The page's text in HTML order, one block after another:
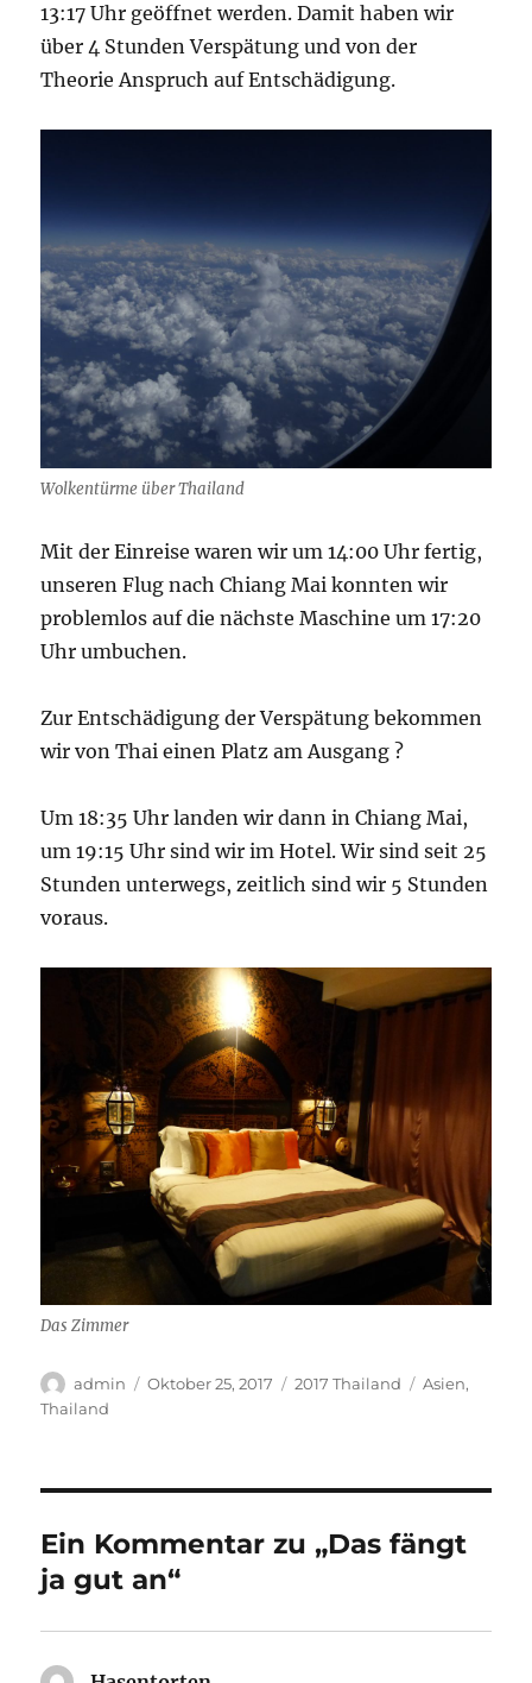
13:17 Uhr geöffnet werden. Damit haben wir
über 4 Stunden Verspätung und von der
Theorie Anspruch auf Entschädigung.
Wolkentürme über Thailand
Mit der Einreise waren wir um 14:00 Uhr fertig,
unseren Flug nach Chiang Mai konnten wir
problemlos auf die nächste Maschine um 17:20
Uhr umbuchen.
Zur Entschädigung der Verspätung bekommen
wir von Thai einen Platz am Ausgang ?
Um 18:35 Uhr landen wir dann in Chiang Mai,
um 19:15 Uhr sind wir im Hotel. Wir sind seit 25
Stunden unterwegs, zeitlich sind wir 5 Stunden
voraus.
Das Zimmer
Autor
admin
Veröffentlicht
Oktober 25, 2017 Kategorien
2017 Thailand Schlagwörter
Asien,
Thailand
Ein Kommentar zu „Das fängt
ja gut an“